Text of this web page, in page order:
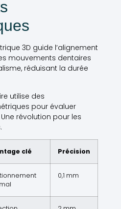
3D guide l’alignement
mouvements dentaires
réduisant la durée
utilise des
pour évaluer
révolution pour les
clé Précision
0,1 mm